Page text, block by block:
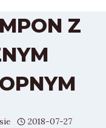
Z
2018-07-27